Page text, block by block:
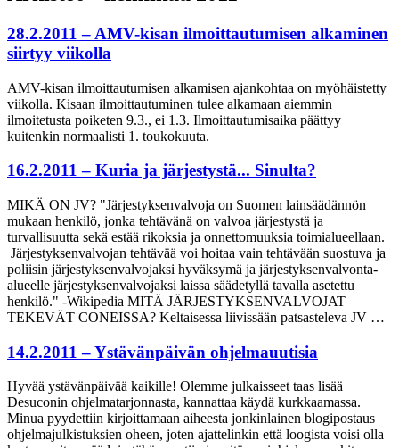
28.2.2011 – AMV-kisan ilmoittautumisen alkaminen
siirtyy viikolla
AMV-kisan ilmoittautumisen alkamisen ajankohtaa on myöhäistetty
viikolla. Kisaan ilmoittautuminen tulee alkamaan aiemmin
ilmoitetusta poiketen 9.3., ei 1.3. Ilmoittautumisaika päättyy
kuitenkin normaalisti 1. toukokuuta.
16.2.2011 – Kuria ja järjestystä... Sinulta?
MIKÄ ON JV? "Järjestyksenvalvoja on Suomen lainsäädännön
mukaan henkilö, jonka tehtävänä on valvoa järjestystä ja
turvallisuutta sekä estää rikoksia ja onnettomuuksia toimialueellaan.
Järjestyksenvalvojan tehtävää voi hoitaa vain tehtävään suostuva ja
poliisin järjestyksenvalvojaksi hyväksymä ja järjestyksenvalvonta-
alueelle järjestyksenvalvojaksi laissa säädetyllä tavalla asetettu
henkilö." -Wikipedia MITÄ JÄRJESTYKSENVALVOJAT
TEKEVÄT CONEISSA? Keltaisessa liivissään patsasteleva JV …
14.2.2011 – Ystävänpäivän ohjelmauutisia
Hyvää ystävänpäivää kaikille! Olemme julkaisseet taas lisää
Desuconin ohjelmatarjonnasta, kannattaa käydä kurkkaamassa.
Minua pyydettiin kirjoittamaan aiheesta jonkinlainen blogipostaus
ohjelmajulkistuksien oheen, joten ajattelinkin että loogista voisi olla